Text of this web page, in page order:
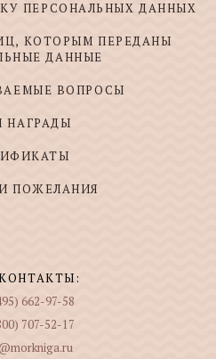
ПЕРСОНАЛЬНЫХ ДАННЫХ
КОТОРЫМ ПЕРЕДАНЫ
ДАННЫЕ
ВОПРОСЫ
НАГРАДЫ
ПОЖЕЛАНИЯ
662-97-58
707-52-17